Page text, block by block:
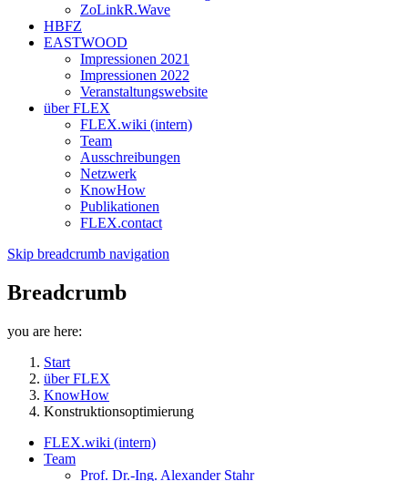
ZoLinkR.Wave
HBFZ
EASTWOOD
Impressionen 2021
Impressionen 2022
Veranstaltungswebsite
über FLEX
FLEX.wiki (intern)
Team
Ausschreibungen
Netzwerk
KnowHow
Publikationen
FLEX.contact
Skip breadcrumb navigation
Breadcrumb
you are here:
Start
über FLEX
KnowHow
Konstruktionsoptimierung
FLEX.wiki (intern)
Team
Prof. Dr.-Ing. Alexander Stahr